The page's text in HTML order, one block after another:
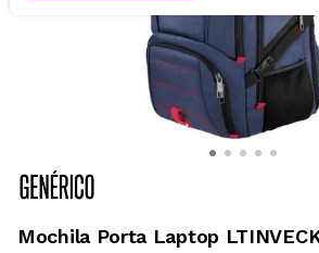
Mochila Porta Laptop